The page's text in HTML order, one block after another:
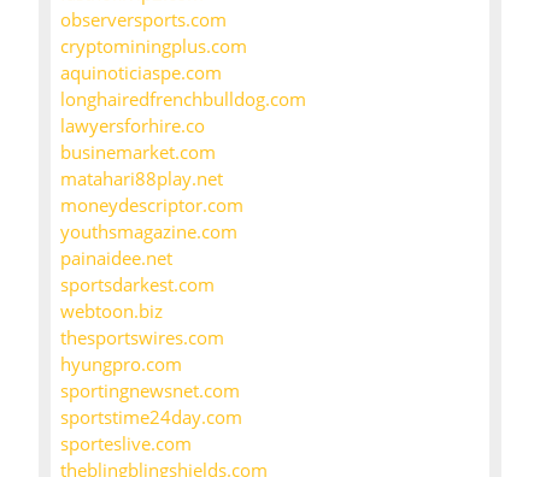
observersports.com
cryptominingplus.com
aquinoticiaspe.com
longhairedfrenchbulldog.com
lawyersforhire.co
businemarket.com
matahari88play.net
moneydescriptor.com
youthsmagazine.com
painaidee.net
sportsdarkest.com
webtoon.biz
thesportswires.com
hyungpro.com
sportingnewsnet.com
sportstime24day.com
sporteslive.com
theblingblingshields.com